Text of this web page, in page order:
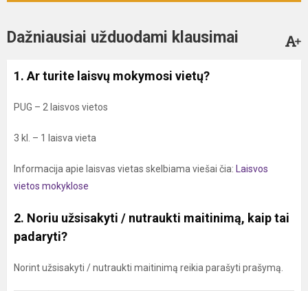
Dažniausiai užduodami klausimai
1. Ar turite laisvų mokymosi vietų?
PUG – 2 laisvos vietos
3 kl. – 1 laisva vieta
Informacija apie laisvas vietas skelbiama viešai čia:
Laisvos
vietos mokyklose
2. Noriu užsisakyti / nutraukti maitinimą, kaip tai
padaryti?
Norint užsisakyti / nutraukti maitinimą reikia parašyti prašymą.